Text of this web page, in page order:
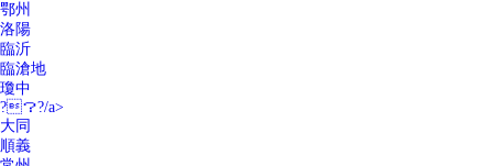
鄂州
洛陽
臨沂
臨滄地
瓊中
?？?/a>
大同
順義